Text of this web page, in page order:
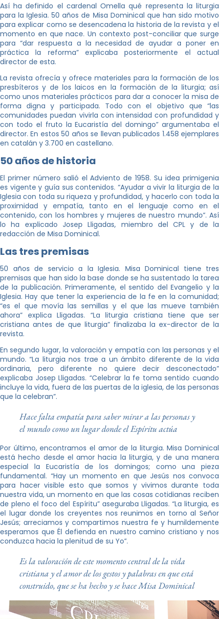
Así ha definido el cardenal Omella qué representa la liturgia
para la Iglesia. 50 años de Misa Dominical que han sido motivo
para explicar como se desencadena la historia de la revista y el
momento en que nace. Un contexto post-conciliar que surge
para “dar respuesta a la necesidad de ayudar a poner en
práctica la reforma” explicaba posteriormente el actual
director de esta.
La revista ofrecía y ofrece materiales para la formación de los
presbíteros y de los laicos en la formación de la liturgia; así
como unos materiales prácticos para dar a conocer la misa de
forma digna y participada. Todo con el objetivo que “las
comunidades puedan vivirla con intensidad con profundidad y
con todo el fruto la Eucaristía del domingo” argumentaba el
director. En estos 50 años se llevan publicados 1.458 ejemplares
en catalán y 3.700 en castellano.
50 años de historia
El primer número salió el Adviento de 1958. Su idea primigenia
es vigente y guía sus contenidos. “Ayudar a vivir la liturgia de la
Iglesia con toda su riqueza y profundidad, y hacerlo con toda la
proximidad y empatía, tanto en el lenguaje como en el
contenido, con los hombres y mujeres de nuestro mundo”. Así
lo ha explicado Josep Lligadas, miembro del CPL y de la
redacción de Misa Dominical.
Las tres premisas
50 años de servicio a la Iglesia. Misa Dominical tiene tres
premisas que han sido la base donde se ha sustentado la tarea
de la publicación. Primeramente, el sentido del Evangelio y la
Iglesia. Hay que tener la experiencia de la fe en la comunidad;
“es el que movía las semillas y el que las mueve también
ahora” explica Lligadas. “La liturgia cristiana tiene que ser
cristiana antes de que liturgia” finalizaba la ex-director de la
revista.
En segundo lugar, la valoración y empatía con las personas y el
mundo. “La liturgia nos trae a un ámbito diferente de la vida
ordinaria, pero diferente no quiere decir desconectado”
explicaba Josep Lligadas. “Celebrar la fe toma sentido cuando
incluye la vida, fuera de las puertas de la iglesia, de las personas
que la celebran”.
Hace falta empatía para saber mirar a las personas y
el mundo como un lugar donde el Espíritu actúa
Por último, encontramos el amor de la liturgia. Misa Dominical
está hecho desde el amor hacia la liturgia, y de una manera
especial la Eucaristía de los domingos; como una pieza
fundamental. “Hay un momento en que Jesús nos convoca
para hacer visible esto que somos y vivimos durante toda
nuestra vida, un momento en que las cosas cotidianas reciben
de pleno el foco del Espíritu” aseguraba Lligadas. “La liturgia, es
el lugar donde los creyentes nos reunimos en torno al Señor
Jesús; arreciamos y compartimos nuestra fe y humildemente
esperamos que Él defienda en nuestro camino cristiano y nos
conduzca hacia la plenitud de su Yo”.
Es la valoración de este momento central de la vida
cristiana y el amor de los gestos y palabras en que está
construido, que se ha hecho y se hace Misa Dominical